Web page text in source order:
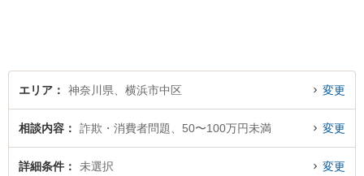
エリア 神奈川県、横浜市中区 変更
相談内容 詐欺・消費者問題、50〜100万円未満 変更
詳細条件 未選択 変更